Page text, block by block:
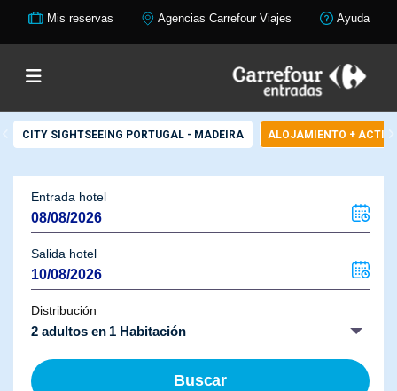
Mis reservas Agencias Carrefour Viajes Ayuda
CITY SIGHTSEEING PORTUGAL - MADEIRA ALOJAMIENTO +
Entrada hotel
Salida hotel
Distribución
2 adultos en 1 Habitación
Buscar